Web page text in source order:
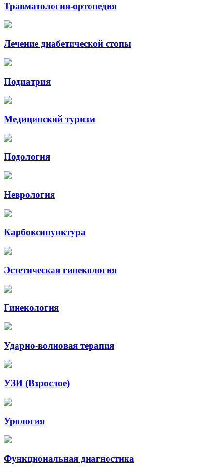
Травматология-ортопедия
Лечение диабетической стопы
Подиатрия
Медицинский туризм
Подология
Неврология
Карбоксипунктура
Эстетическая гинекология
Гинекология
Ударно-волновая терапия
УЗИ (Взрослое)
Урология
Функциональная диагностика